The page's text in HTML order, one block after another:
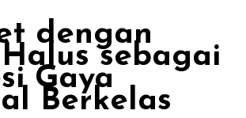
dengan
sebagai
Gaya
Berkelas